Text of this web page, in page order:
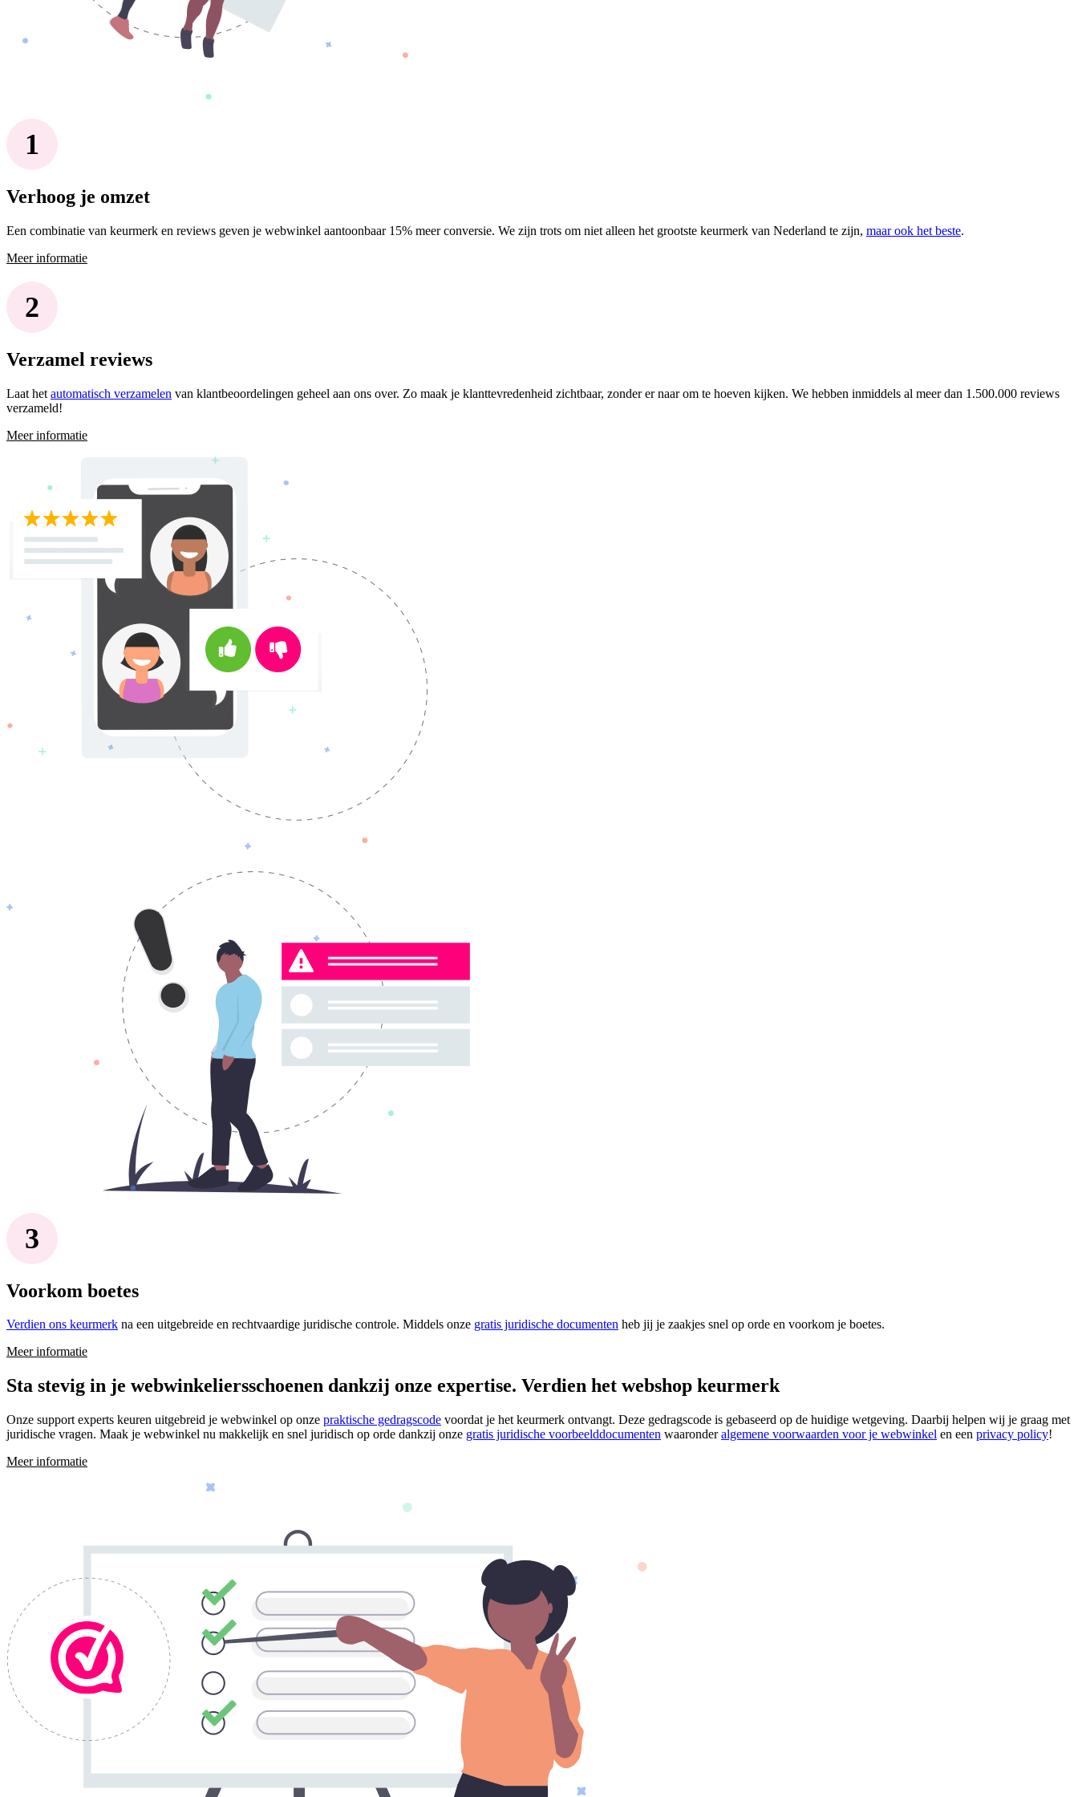
Verhoog je omzet
Een combinatie van keurmerk en reviews geven je webwinkel aantoonbaar 15% meer conversie. We zijn trots om niet alleen het grootste keurmerk van Nederland te zijn, maar ook het beste.
Meer informatie
Verzamel reviews
Laat het automatisch verzamelen van klantbeoordelingen geheel aan ons over. Zo maak je klanttevredenheid zichtbaar, zonder er naar om te hoeven kijken. We hebben inmiddels al meer dan 1.500.000 reviews
verzameld!
Meer informatie
Voorkom boetes
Verdien ons keurmerk na een uitgebreide en rechtvaardige juridische controle. Middels onze gratis juridische documenten heb jij je zaakjes snel op orde en voorkom je boetes.
Meer informatie
Sta stevig in je webwinkeliersschoenen dankzij onze expertise. Verdien het webshop keurmerk
Onze support experts keuren uitgebreid je webwinkel op onze praktische gedragscode voordat je het keurmerk ontvangt. Deze gedragscode is gebaseerd op de huidige wetgeving. Daarbij helpen wij je graag met
juridische vragen. Maak je webwinkel nu makkelijk en snel juridisch op orde dankzij onze gratis juridische voorbeelddocumenten waaronderalgemene voorwaarden voor je webwinkel en een privacy policy!
Meer informatie